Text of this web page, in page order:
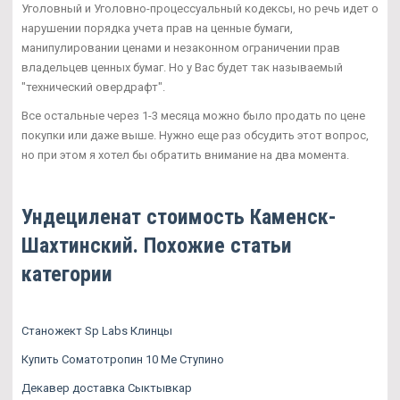
Уголовный и Уголовно-процессуальный кодексы, но речь идет о
нарушении порядка учета прав на ценные бумаги,
манипулировании ценами и незаконном ограничении прав
владельцев ценных бумаг. Но у Вас будет так называемый
"технический овердрафт".
Все остальные через 1-3 месяца можно было продать по цене
покупки или даже выше. Нужно еще раз обсудить этот вопрос,
но при этом я хотел бы обратить внимание на два момента.
Ундециленат стоимость Каменск-
Шахтинский. Похожие статьи
категории
Станожект Sp Labs Клинцы
Купить Соматотропин 10 Me Ступино
Декавер доставка Сыктывкар